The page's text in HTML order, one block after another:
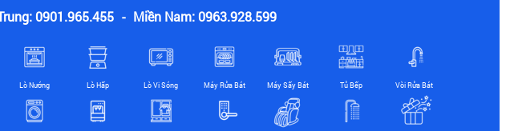
0901.965.455 - Miền Nam: 0963.928.599
Lò Nướng Lò Hấp Lò Vi Sóng Máy Rửa Bát Máy Sấy Bát Tủ Bếp Vòi Rửa Bát